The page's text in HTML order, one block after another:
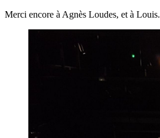
Merci encore à Agnès Loudes, et à Louis.